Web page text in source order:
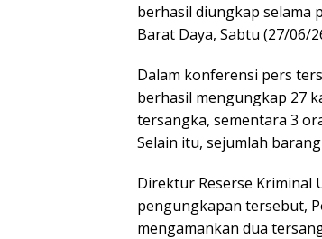
berhasil diungkap selama
Barat Daya, Sabtu (27/06/
Dalam konferensi pers
berhasil mengungkap 27
tersangka, sementara 3
Selain itu, sejumlah
Direktur Reserse Kriminal
pengungkapan tersebut,
mengamankan dua